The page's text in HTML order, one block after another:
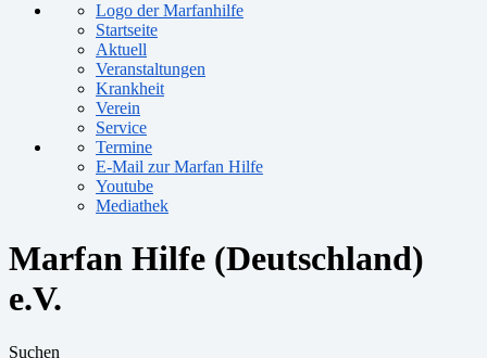
Logo der Marfanhilfe
Startseite
Aktuell
Veranstaltungen
Krankheit
Verein
Service
Termine
E-Mail zur Marfan Hilfe
Youtube
Mediathek
Marfan Hilfe (Deutschland)
e.V.
Suchen